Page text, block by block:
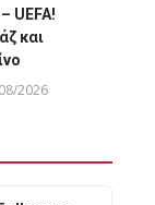
UEFA!
και
2026